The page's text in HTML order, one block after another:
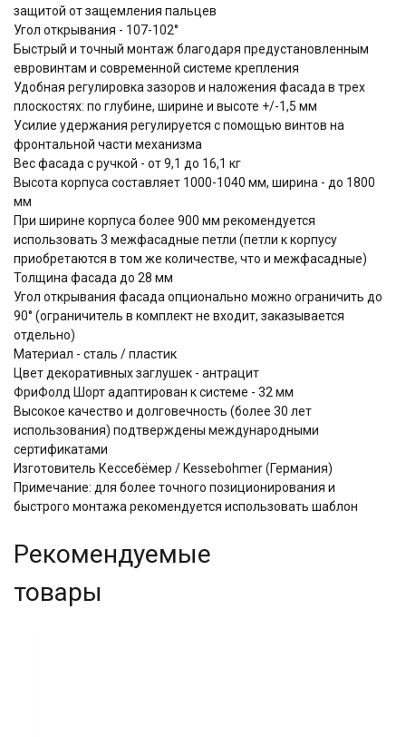
защитой от защемления пальцев
Угол открывания - 107-102°
Быстрый и точный монтаж благодаря предустановленным
евровинтам и современной системе крепления
Удобная регулировка зазоров и наложения фасада в трех
плоскостях: по глубине, ширине и высоте +/-1,5 мм
Усилие удержания регулируется с помощью винтов на
фронтальной части механизма
Вес фасада с ручкой - от 9,1 до 16,1 кг
Высота корпуса составляет 1000-1040 мм, ширина - до 1800
мм
При ширине корпуса более 900 мм рекомендуется
использовать 3 межфасадные петли (петли к корпусу
приобретаются в том же количестве, что и межфасадные)
Толщина фасада до 28 мм
Угол открывания фасада опционально можно ограничить до
90° (ограничитель в комплект не входит, заказывается
отдельно)
Материал - сталь / пластик
Цвет декоративных заглушек - антрацит
ФриФолд Шорт адаптирован к системе - 32 мм
Высокое качество и долговечность (более 30 лет
использования) подтверждены международными
сертификатами
Изготовитель Кессебёмер / Kessebohmer (Германия)
Примечание: для более точного позиционирования и
быстрого монтажа рекомендуется использовать шаблон
Рекомендуемые
товары